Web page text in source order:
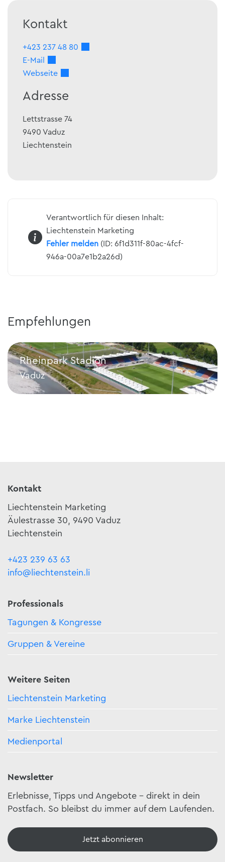
Kontakt
+423 237 48 80
E-Mail
Webseite
Adresse
Lettstrasse 74
9490 Vaduz
Liechtenstein
Verantwortlich für diesen Inhalt:
Liechtenstein Marketing
Fehler melden (ID: 6f1d311f-80ac-4fcf-
946a-00a7e1b2a26d)
Empfehlungen
Rheinpark Stadion
Vaduz
Rheinpark Stadion
Kontakt
Liechtenstein Marketing
Äulestrasse 30, 9490 Vaduz
Liechtenstein
+423 239 63 63
info@liechtenstein.li
Professionals
Tagungen & Kongresse
Gruppen & Vereine
Weitere Seiten
Liechtenstein Marketing
Marke Liechtenstein
Medienportal
Newsletter
Erlebnisse, Tipps und Angebote – direkt in dein
Postfach. So bleibst du immer auf dem Laufenden.
Jetzt abonnieren